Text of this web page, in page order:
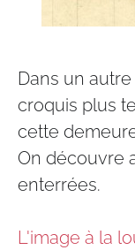
Dans un
croquis plus
cette
On découvre
enterrées.​
L'image à la